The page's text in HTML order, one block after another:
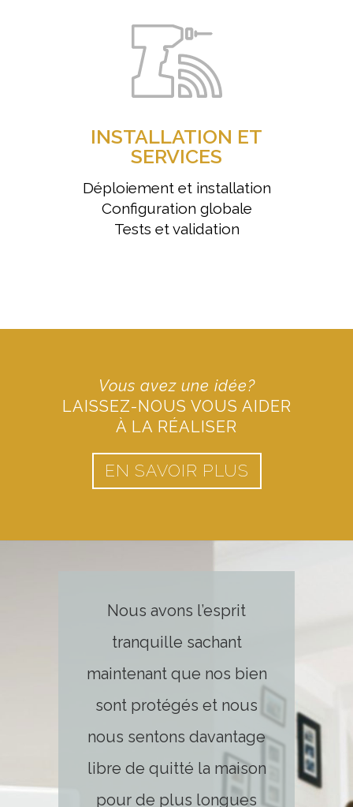
INSTALLATION ET
SERVICES
Déploiement et installation
Configuration globale
Tests et validation
Vous avez une idée?
LAISSEZ-NOUS VOUS AIDER
À LA RÉALISER
EN SAVOIR PLUS
Nous avons l’esprit
tranquille sachant
maintenant que nos bien
sont protégés et nous
nous sentons davantage
libre de quitté la maison
pour de plus longues